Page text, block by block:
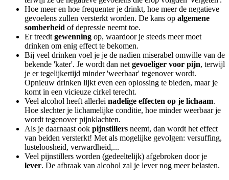
Hoe meer en hoe frequenter je drinkt, hoe meer de negatieve
gevoelens zullen versterkt worden. De kans op algemene
somberheid of depressie neemt toe.
Er treedt gewenning op, waardoor je steeds meer moet
drinken om enig effect te bekomen.
Bij veel drinken voel je je de nadien miserabel omwille van de
bekende 'kater'. Je wordt dan net gevoeliger voor pijn, terwijl
je er tegelijkertijd minder 'weerbaar' tegenover wordt.
Opnieuw drinken lijkt even een oplossing te bieden, maar je
komt in een vicieuze cirkel terecht.
Veel alcohol heeft allerlei nadelige effecten op je lichaam.
Hoe slechter je lichamelijke conditie, hoe minder weerbaar je
wordt tegenover pijnklachten.
Als je daarnaast ook pijnstillers neemt, dan wordt het effect
van beiden versterkt! Met als mogelijke gevolgen: versuffing,
lusteloosheid, verwardheid,...
Veel pijnstillers worden (gedeeltelijk) afgebroken door je
lever. De afbraak van alcohol zal je lever nog meer belasten.